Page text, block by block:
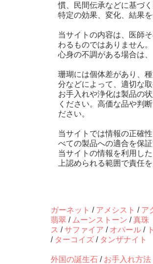
慣、民間伝承などに基づ
特定の効果、変化、結果
当サイトの内容は、医師
わるものではありません。
心身の不調がある場合は
珊瑚には個体差があり、
分などによって、適切な
お手入れや浄化は製品の
ください。高価な品や判
ださい。
当サイトでは情報の正確
べての製品への適合を保
当サイトの情報を利用し
上認められる範囲で責任
ガーネット / アメシスト / ア
翡翠 / ムーンストーン /真珠
ス /サファイア / オパール /
/ ターコイズ / タンザナイト
外国の誕生石 / お手入れ方法